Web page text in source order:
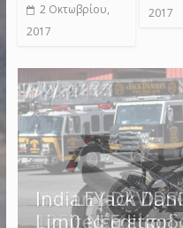
2 Οκτωβρίου,
2017
2017
HARLEY
1250 Νέα
Indian Jack
Limited Edition